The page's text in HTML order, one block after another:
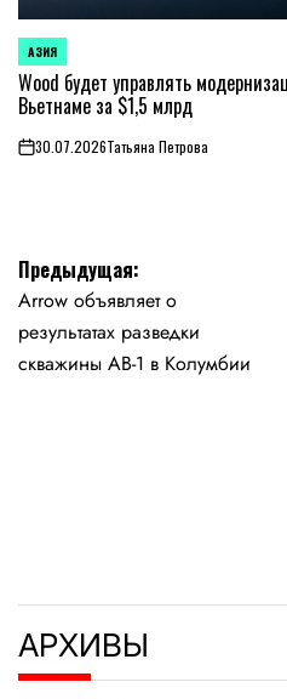
ОПУБЛИКОВАНО
В
АЗИЯ
Wood будет управлять
Вьетнаме за $1,5 млрд
on30.07.2026Татьяна Петрова
Навигация
по
записям
Предыдущая:
Arrow объявляет о
результатах разведки
скважины AB-1 в Колумбии
АРХИВЫ